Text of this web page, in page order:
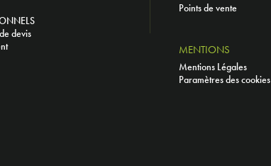
devis
Points de vente
MENTIONS
Mentions Légales
Paramètres des cookies